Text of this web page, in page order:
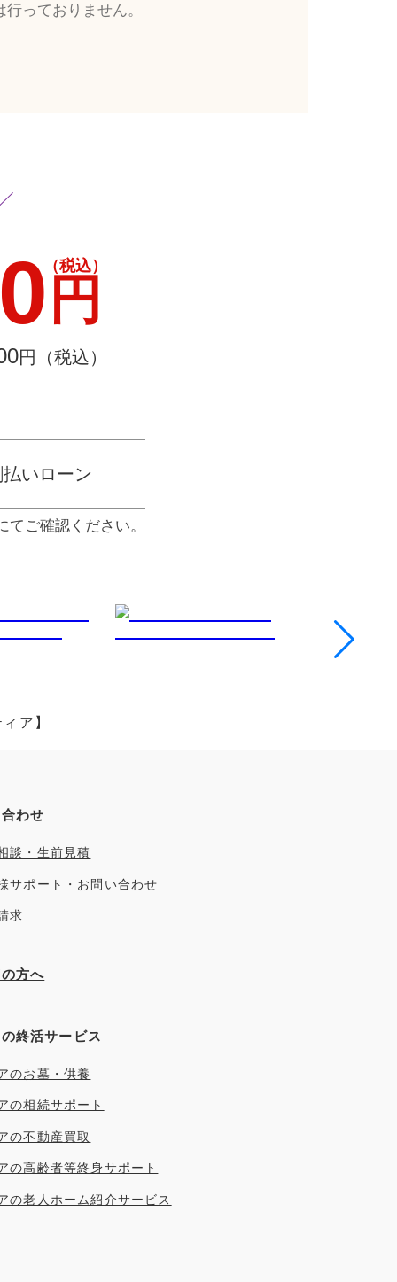
っておりません。
円
（税込）
円（税込）
いローン
ご確認ください。
ア】
わせ
談・生前見積
サポート・お問い合わせ
求
方へ
終活サービス
のお墓・供養
の相続サポート
の不動産買取
の高齢者等終身サポート
の老人ホーム紹介サービス